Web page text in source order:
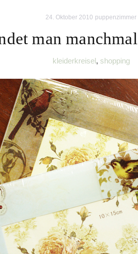
24. Oktober 2010 puppenzimmer
man
kleiderkreisel, shopping